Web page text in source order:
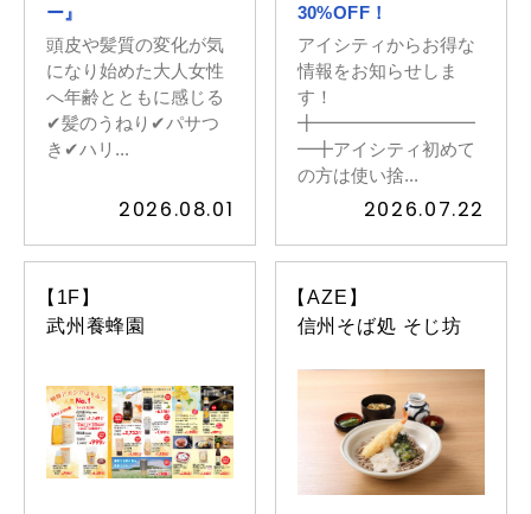
ー』
頭皮や髪質の変化が気
になり始めた大人女性
へ年齢とともに感じる
✔︎髪のうねり✔︎パサつ
き✔︎ハリ...
2026.08.01
30%OFF！
アイシティからお得な
情報をお知らせしま
す！
╋━━━━━━━━━
━╋アイシティ初めて
の方は使い捨...
2026.07.22
【1F】
武州養蜂園
【AZE】
信州そば処 そじ坊